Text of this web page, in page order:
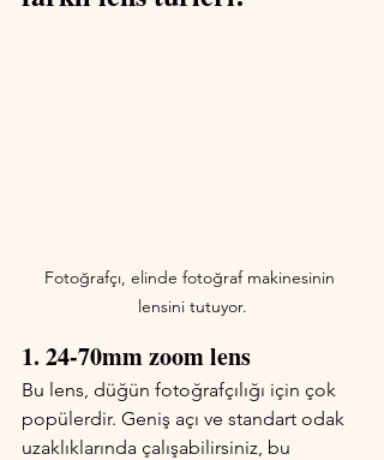
Fotoğrafçı, elinde fotoğraf makinesinin
lensini tutuyor.
1. 24-70mm zoom lens
Bu lens, düğün fotoğrafçılığı için çok
popülerdir. Geniş açı ve standart odak
uzaklıklarında çalışabilirsiniz, bu